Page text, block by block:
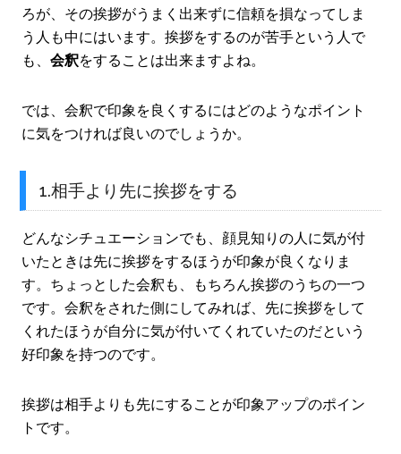
ろが、その挨拶がうまく出来ずに信頼を損なってしま
う人も中にはいます。挨拶をするのが苦手という人で
も、会釈をすることは出来ますよね。
では、会釈で印象を良くするにはどのようなポイント
に気をつければ良いのでしょうか。
1.相手より先に挨拶をする
どんなシチュエーションでも、顔見知りの人に気が付
いたときは先に挨拶をするほうが印象が良くなりま
す。ちょっとした会釈も、もちろん挨拶のうちの一つ
です。会釈をされた側にしてみれば、先に挨拶をして
くれたほうが自分に気が付いてくれていたのだという
好印象を持つのです。
挨拶は相手よりも先にすることが印象アップのポイン
トです。